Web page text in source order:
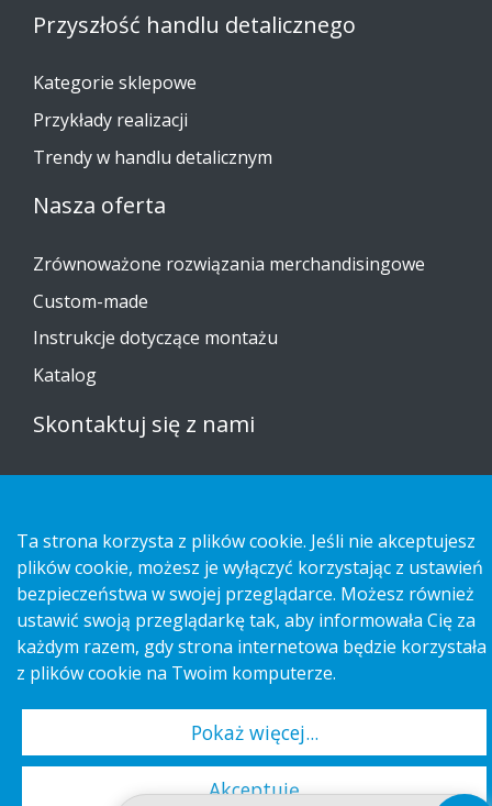
Przyszłość handlu detalicznego
Kategorie sklepowe
Przykłady realizacji
Trendy w handlu detalicznym
Nasza oferta
Zrównoważone rozwiązania merchandisingowe
Custom-made
Instrukcje dotyczące montażu
Katalog
Skontaktuj się z nami
Informacja na temat ochrony prywatności
Copyright 2026 HL Display AB. All rights reserved.
Ta strona korzysta z plików cookie. Jeśli nie akceptujesz
plików cookie, możesz je wyłączyć korzystając z ustawień
bezpieczeństwa w swojej przeglądarce. Możesz również
ustawić swoją przeglądarkę tak, aby informowała Cię za
każdym razem, gdy strona internetowa będzie korzystała
z plików cookie na Twoim komputerze.
Pokaż więcej...
Akceptuję